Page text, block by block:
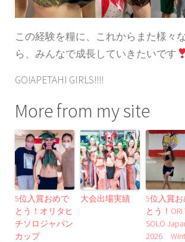
この経験を糧に、これからまた様々
ら、みんなで成長していきたいです
GO!APETAHI GIRLS!!!!
More from my site
5位入賞おめで
とう！オリタヒ
チソロジャパン
カップ
大会出場実績
5位入賞
とう！ORI
SOLO
2026